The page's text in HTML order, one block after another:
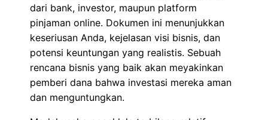
dari bank, investor, maupun platform
pinjaman online. Dokumen ini menunjukkan
keseriusan Anda, kejelasan visi bisnis, dan
potensi keuntungan yang realistis. Sebuah
rencana bisnis yang baik akan meyakinkan
pemberi dana bahwa investasi mereka aman
dan menguntungkan.